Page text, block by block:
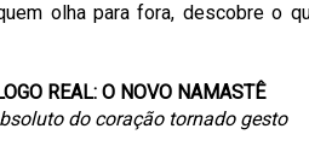
olha para fora, descobre o
REAL: O NOVO NAMASTÊ
do coração tornado gesto